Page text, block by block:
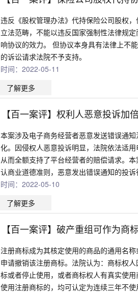
违反《股权管理办法》代持保险公司股权
立法范畴，不能以违反国家强制性法律规
响协议的效力。 但协议本身具有法律上不
的诉讼请求法院不予支持。
时间：2022-05-11
了解更多
【百一案评】权利人恶意投诉加
本案涉及电子商务经营者恶意发送错误通
化。因侵权人恶意投诉明显，法院依法适
从而全额支持了平台经营者的赔偿请求。
认商业道德准则，恶意发出错误通知的投
时间：2022-05-10
了解更多
【百一案评】破产重组可作为商
注册商标成为其核定使用的商品的通用名
申请撤销该注册商标。法院认为：商标权
标或者停止使用，或者商标权人有真实使
使用注册商标的，均可认定为连续三年不使